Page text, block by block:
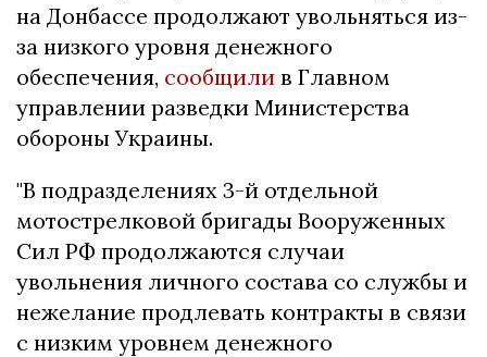
на Донбассе продолжают увольняться из-
за низкого уровня денежного
обеспечения, сообщили в Главном
управлении разведки Министерства
обороны Украины.
"В подразделениях 3-й отдельной
мотострелковой бригады Вооруженных
Сил РФ продолжаются случаи
увольнения личного состава со службы и
нежелание продлевать контракты в связи
с низким уровнем денежного